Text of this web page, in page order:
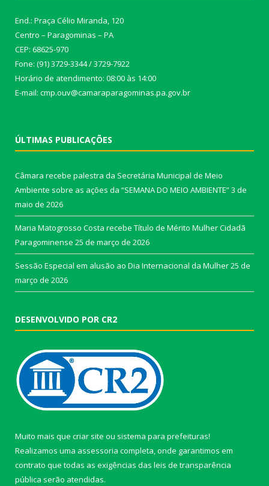
End.: Praça Célio Miranda, 120
Centro – Paragominas – PA
CEP: 68625-970
Fone: (91) 3729-3344 / 3729-7922
Horário de atendimento: 08:00 às 14:00
E-mail: cmp.ouv@camaraparagominas.pa.gov.br
ÚLTIMAS PUBLICAÇÕES
Câmara recebe palestra da Secretária Municipal de Meio
Ambiente sobre as ações da “SEMANA DO MEIO AMBIENTE”3 de
maio de 2026
Maria Matogrosso Costa recebe Título de Mérito Mulher Cidadã
Paragominense 25 de março de 2026
Sessão Especial em alusão ao Dia Internacional da Mulher25 de
março de 2026
DESENVOLVIDO POR CR2
Muito mais que criar site ou sistema para prefeituras!
Realizamos uma assessoria completa, onde garantimos em
contrato que todas as exigências das leis de transparência
pública serão atendidas.